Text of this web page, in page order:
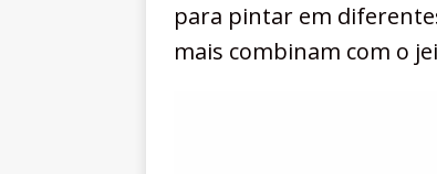
para pintar em
mais combinam com o